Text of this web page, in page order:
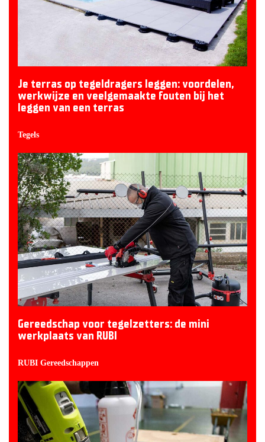
Je terras op tegeldragers leggen: voordelen,
werkwijze en veelgemaakte fouten bij het
leggen van een terras
Tegels
Gereedschap voor tegelzetters: de mini
werkplaats van RUBI
RUBI Gereedschappen